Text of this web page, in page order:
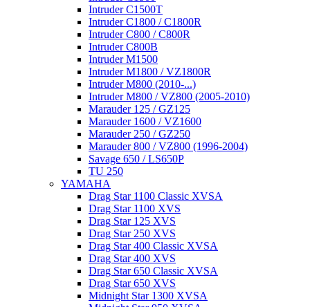
Intruder C1500T
Intruder C1800 / C1800R
Intruder C800 / C800R
Intruder C800B
Intruder M1500
Intruder M1800 / VZ1800R
Intruder M800 (2010-...)
Intruder M800 / VZ800 (2005-2010)
Marauder 125 / GZ125
Marauder 1600 / VZ1600
Marauder 250 / GZ250
Marauder 800 / VZ800 (1996-2004)
Savage 650 / LS650P
TU 250
YAMAHA
Drag Star 1100 Classic XVSA
Drag Star 1100 XVS
Drag Star 125 XVS
Drag Star 250 XVS
Drag Star 400 Classic XVSA
Drag Star 400 XVS
Drag Star 650 Classic XVSA
Drag Star 650 XVS
Midnight Star 1300 XVSA